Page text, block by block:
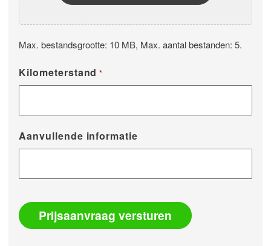
Max. bestandsgrootte: 10 MB, Max. aantal bestanden: 5.
Kilometerstand *
Aanvullende informatie
Prijsaanvraag versturen